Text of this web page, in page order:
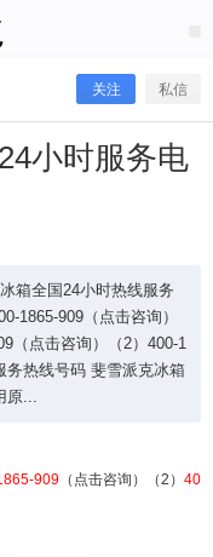
关注 私信
小时服务电
箱全国24小时热线服务
1865-909（点击咨询）
（点击咨询）（2）400-1
务热线号码 斐雪派克冰箱
原...
909 （点击咨询）（2） 40
时服务电